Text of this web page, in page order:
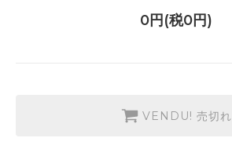
0円(税0円)
VENDU! 売切れ